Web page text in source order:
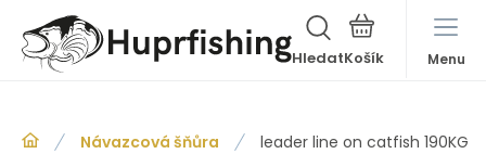
Hledat Menu
Návazcová šňůra leader line on catfish 190KG